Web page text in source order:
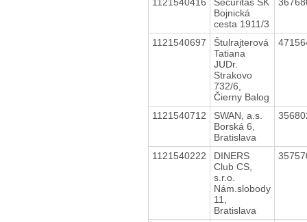
Bojnická
cesta 1911/3
1121540697
Štulrajterová
Tatiana
JUDr.
Strakovo
732/6,
Čierny Balog
1121540712
SWAN, a.s.
Borská 6,
Bratislava
1121540222
DINERS
Club CS,
s.r.o.
Nám.slobody
11,
Bratislava